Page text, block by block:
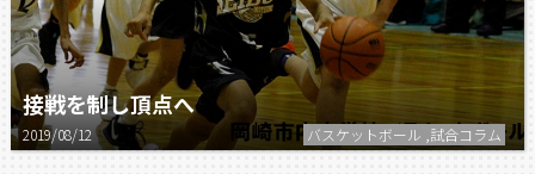
接戦を制し頂点へ
2019/08/12 バスケットボール ,試合コラム